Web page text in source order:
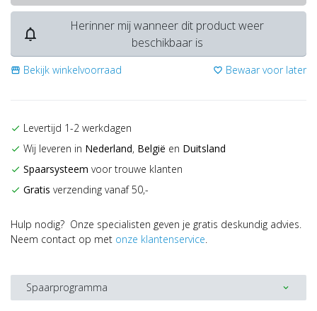
notifications_none
Herinner mij wanneer dit product weer
beschikbaar is
storefront Bekijk winkelvoorraad favorite_border Bewaar voor later
check Levertijd 1-2 werkdagen
check Wij leveren in Nederland, België en Duitsland
check Spaarsysteem voor trouwe klanten
check Gratis verzending vanaf 50,-
Hulp nodig? Onze specialisten geven je gratis deskundig advies.
Neem contact op met onze klantenservice.
Spaarprogramma expand_more